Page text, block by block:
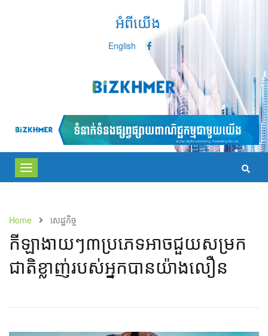
អំពីយើង
English
Toggle
navigation
Home សេដ្ឋកិច្ច
កីឡាងាយៗ​៣ប្រភេទអាចជួយសម្រក
ជាតិខ្លាញ់របស់អ្នកបានយ៉ាងលឿន​